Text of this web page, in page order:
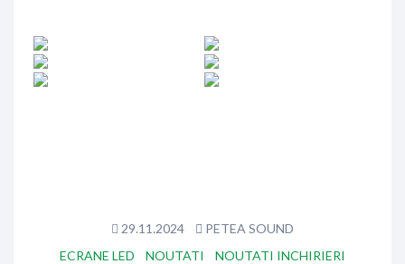
29.11.2024
PETEA SOUND
ECRANE LED
NOUTATI
NOUTATI INCHIRIERI